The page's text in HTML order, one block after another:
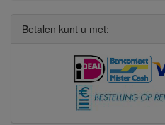
Betalen kunt u met: